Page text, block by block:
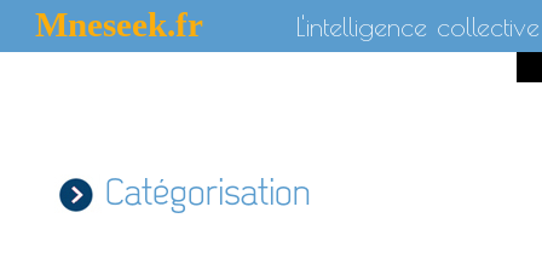
Mneseek.fr L'intelligence collective
Catégorisation